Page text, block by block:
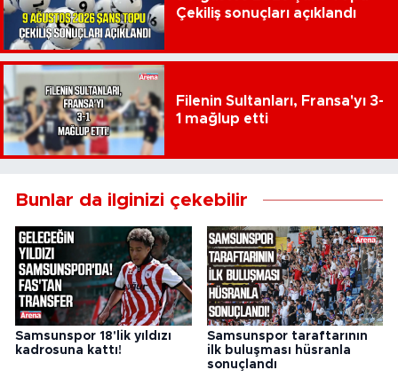
Çekiliş sonuçları açıklandı
Filenin Sultanları, Fransa'yı 3-
1 mağlup etti
Bunlar da ilginizi çekebilir
Samsunspor 18'lik yıldızı
kadrosuna kattı!
Samsunspor taraftarının
ilk buluşması hüsranla
sonuçlandı